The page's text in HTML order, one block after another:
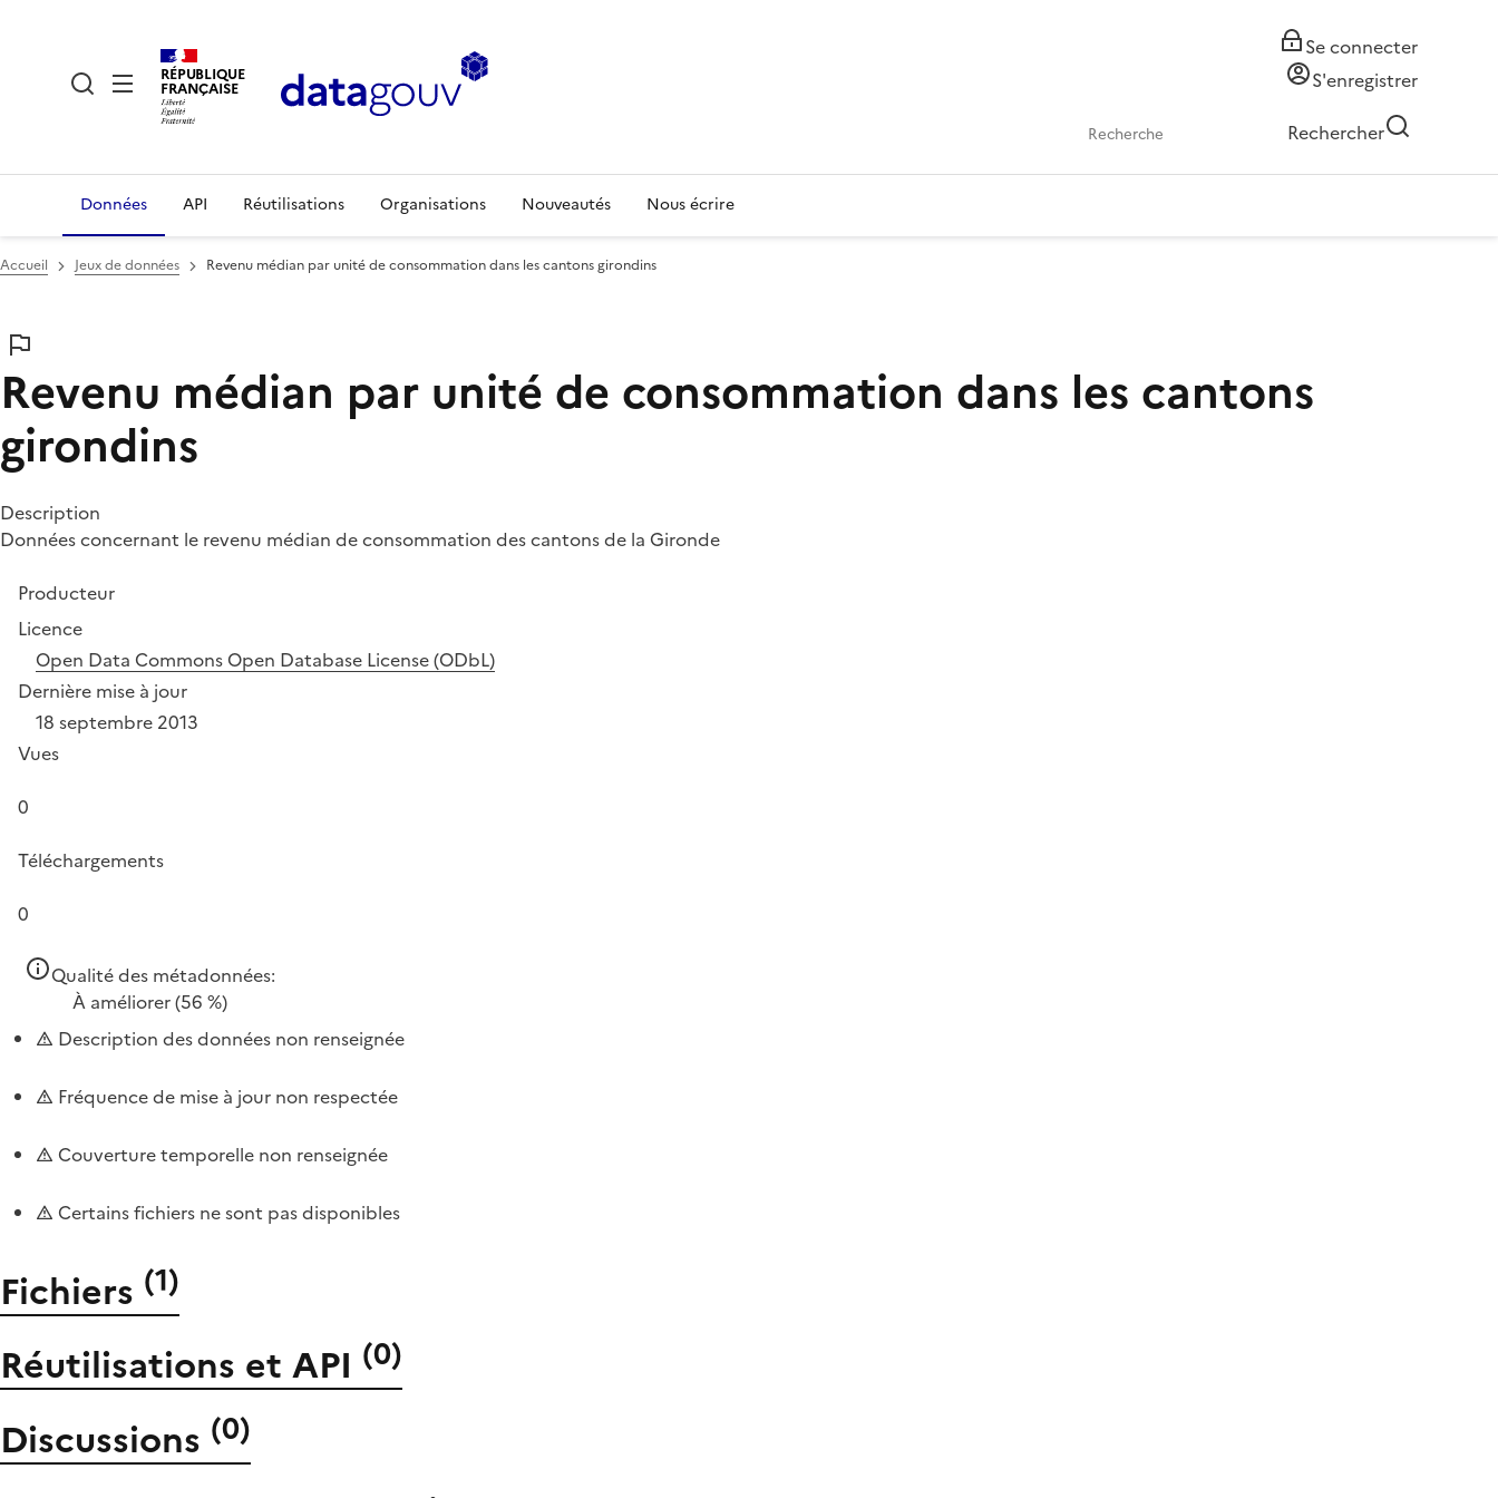
RÉPUBLIQUE
FRANÇAISE
Se connecter
S'enregistrer
Rechercher
Données API Réutilisations Organisations Nouveautés Nous écrire
Accueil Jeux de données Revenu médian par unité de consommation dans les cantons girondins
Revenu médian par unité de consommation dans les cantons
girondins
Description
Données concernant le revenu médian de consommation des cantons de la Gironde
Producteur
Licence
Open Data Commons Open Database License (ODbL)
Dernière mise à jour
18 septembre 2013
Vues
0
Téléchargements
0
Qualité des métadonnées:
À améliorer(56 %)
Description des données non renseignée
Fréquence de mise à jour non respectée
Couverture temporelle non renseignée
Certains fichiers ne sont pas disponibles
Fichiers (1)
Réutilisations et API (0)
Discussions (0)